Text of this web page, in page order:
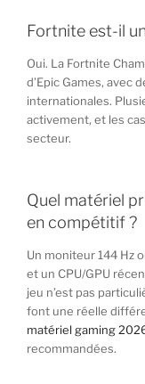
Fortnite est-il
Oui. La Fortnite
d’Epic Games, avec
internationales.
activement, et les
secteur.
Quel matériel
en compétitif ?
Un moniteur 144 Hz
et un CPU/GPU
jeu n’est pas
font une réelle
matériel gaming
recommandées.